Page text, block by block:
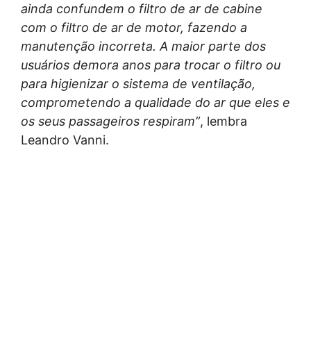
ainda confundem o filtro de ar de cabine
com o filtro de ar de motor, fazendo a
manutenção incorreta. A maior parte dos
usuários demora anos para trocar o filtro ou
para higienizar o sistema de ventilação,
comprometendo a qualidade do ar que eles e
os seus passageiros respiram”, lembra
Leandro Vanni.